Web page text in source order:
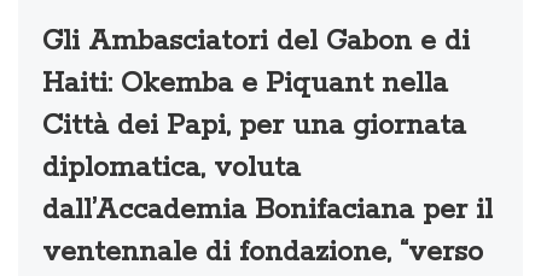
Gli Ambasciatori del Gabon e di
Haiti: Okemba e Piquant nella
Città dei Papi, per una giornata
diplomatica, voluta
dall’Accademia Bonifaciana per il
ventennale di fondazione, “verso